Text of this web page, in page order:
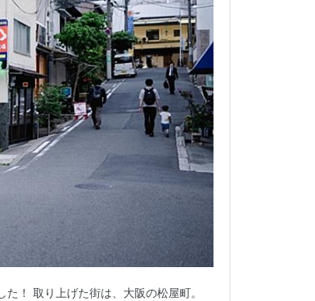
！ 取り上げた街は、大阪の松屋町。